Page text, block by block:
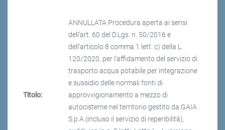
Titolo:
ANNULLATA Procedura aperta ai sensi
dell’art. 60 del D.Lgs. n. 50/2016 e
dell’articolo 8 comma 1 lett. c) della L.
120/2020, per l’affidamento del servizio di
trasporto acqua potabile per integrazione
e sussidio delle normali fonti di
approvvigionamento a mezzo di
autocisterne nel territorio gestito da GAIA
S.p.A.(incluso il servizio di reperibilità),